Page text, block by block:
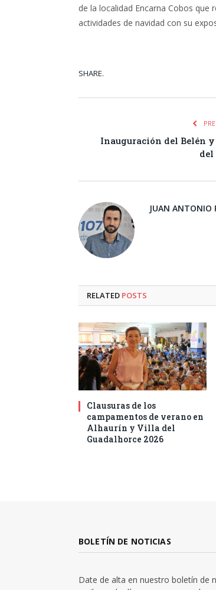
de la localidad Encarna Cobos
actividades de navidad con su
SHARE.
Inauguración del Belén
del
JUAN ANTONIO
RELATED POSTS
Clausuras de los
campamentos de verano en
Alhaurín y Villa del
Guadalhorce 2026
BOLETÍN DE NOTICIAS
Date de alta en nuestro boletín de